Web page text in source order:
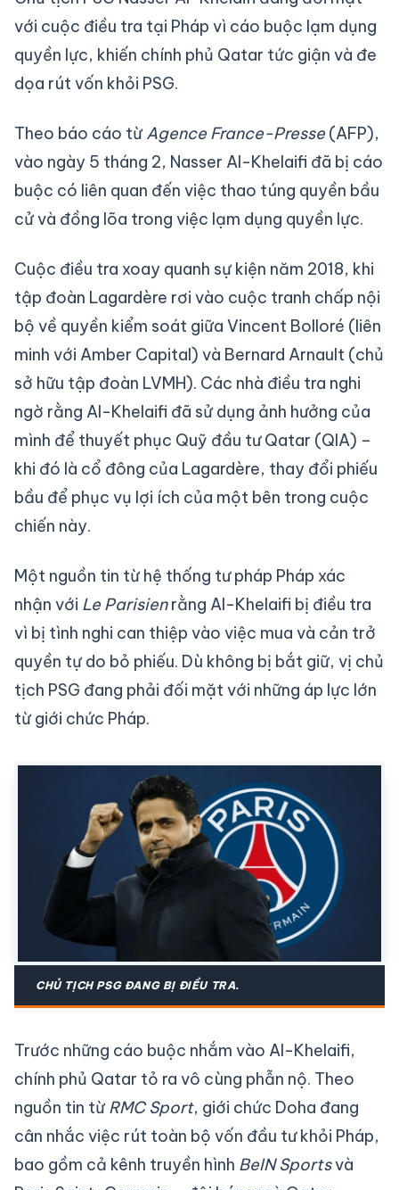
với cuộc điều tra tại Pháp vì cáo buộc lạm dụng
quyền lực, khiến chính phủ Qatar tức giận và đe
dọa rút vốn khỏi PSG.
Theo báo cáo từAgence France-Presse (AFP),
vào ngày 5 tháng 2, Nasser Al-Khelaifi đã bị cáo
buộc có liên quan đến việc thao túng quyền bầu
cử và đồng lõa trong việc lạm dụng quyền lực.
Cuộc điều tra xoay quanh sự kiện năm 2018, khi
tập đoàn Lagardère rơi vào cuộc tranh chấp nội
bộ về quyền kiểm soát giữa Vincent Bolloré (liên
minh với Amber Capital) và Bernard Arnault (chủ
sở hữu tập đoàn LVMH). Các nhà điều tra nghi
ngờ rằng Al-Khelaifi đã sử dụng ảnh hưởng của
mình để thuyết phục Quỹ đầu tư Qatar (QIA) –
khi đó là cổ đông của Lagardère, thay đổi phiếu
bầu để phục vụ lợi ích của một bên trong cuộc
chiến này.
Một nguồn tin từ hệ thống tư pháp Pháp xác
nhận với Le Parisienrằng Al-Khelaifi bị điều tra
vì bị tình nghi can thiệp vào việc mua và cản trở
quyền tự do bỏ phiếu. Dù không bị bắt giữ, vị chủ
tịch PSG đang phải đối mặt với những áp lực lớn
từ giới chức Pháp.
CHỦ TỊCH PSG ĐANG BỊ ĐIỀU TRA.
Trước những cáo buộc nhắm vào Al-Khelaifi,
chính phủ Qatar tỏ ra vô cùng phẫn nộ. Theo
nguồn tin từRMC Sport, giới chức Doha đang
cân nhắc việc rút toàn bộ vốn đầu tư khỏi Pháp,
bao gồm cả kênh truyền hình BeIN Sportsvà